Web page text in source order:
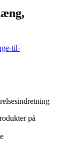
til-
på